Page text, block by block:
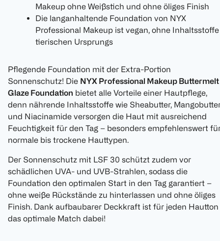
Makeup ohne Weißstich und ohne öliges Finish
Die langanhaltende Foundation von NYX
Professional Makeup ist vegan, ohne Inhaltsstoffe
tierischen Ursprungs
Pflegende Foundation mit der Extra-Portion
Sonnenschutz! Die NYX Professional Makeup Buttermelt
Glaze Foundation bietet alle Vorteile einer Hautpflege,
denn nährende Inhaltsstoffe wie Sheabutter,
und Niacinamide versorgen die Haut mit ausreichend
Feuchtigkeit für den Tag – besonders empfehlenswert
normale bis trockene Hauttypen.
Der Sonnenschutz mit LSF 30 schützt zudem vor
schädlichen UVA- und UVB-Strahlen, sodass die
Foundation den optimalen Start in den Tag garantiert –
ohne weiße Rückstände zu hinterlassen und ohne öliges
Finish. Dank aufbaubarer Deckkraft ist für jeden Hautton
das optimale Match dabei!